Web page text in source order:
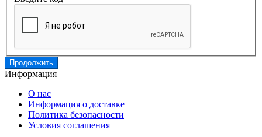
Продолжить
Информация
О нас
Информация о доставке
Политика безопасности
Условия соглашения